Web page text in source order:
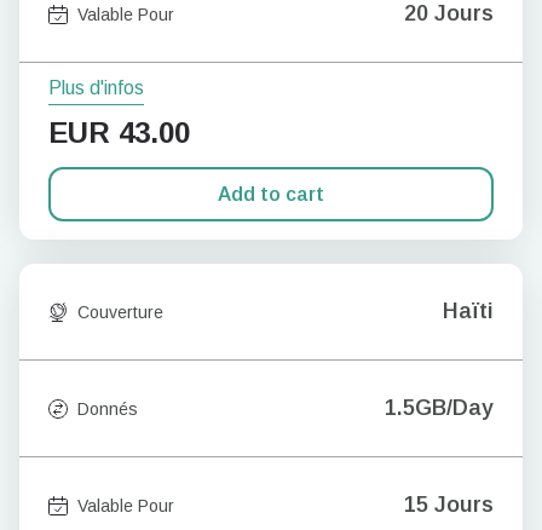
Valable Pour 20 Jours
Plus d'infos
EUR 43.00
Add to cart
Couverture Haïti
Donnés 1.5GB/Day
Valable Pour 15 Jours